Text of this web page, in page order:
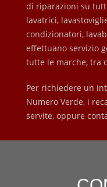
di riparazioni su
lavatrici,
condizionatori,
effettuano servizio
tutte le marche, tra
Per richiedere un
Numero Verde, i
servite, oppure